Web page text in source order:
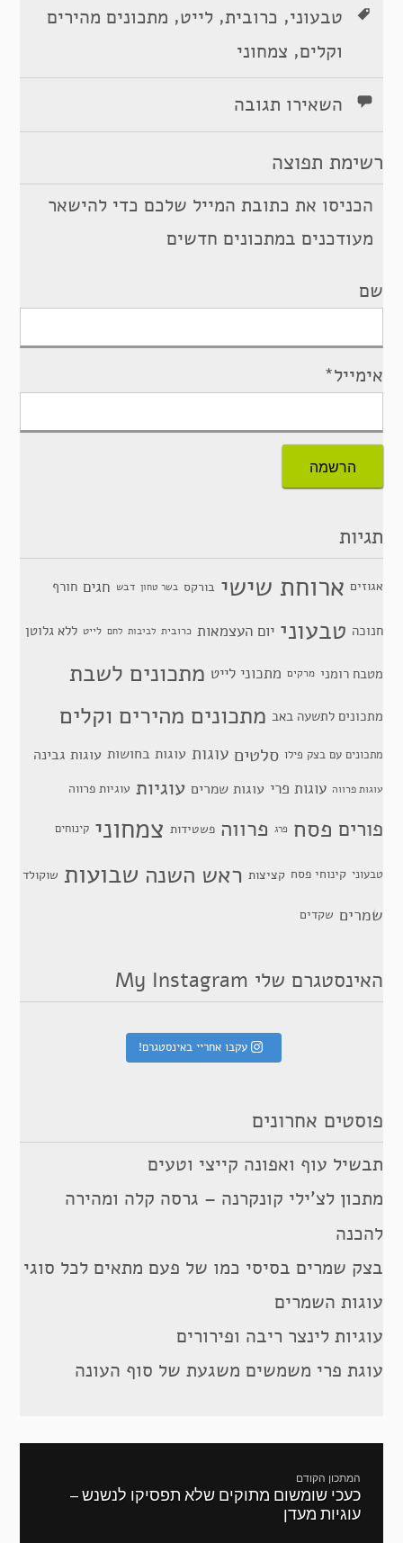
טבעוני, כרובית,לייט, מתכונים מהירים
וקלים, צמחוני
השאירו תגובה
רשימת תפוצה
הכניסו את כתובת המייל שלכם כדי להישאר
מעודכנים במתכונים חדשים
שם
אימייל*
תגיות
אגוזים ארוחת שישי בורקס בשר טחון דבש חגים חורף
חנוכה טבעוני יום העצמאות כרובית לביבות לחם לייט ללא גלוטן
מטבח רומני מרקים מתכוני לייט מתכונים לשבת
מתכונים לתשעה באב מתכונים מהירים וקלים
מתכונים עם בצק פילו סלטים עוגות עוגות בחושות עוגות גבינה
עוגות פרווה עוגות פרי עוגות שמרים עוגיות עוגיות פרווה
פורים פסח פרג פרווה פשטידות צמחוני קינוחים
טבעוני קינוחי פסח קציצות ראש השנה שבועות שוקולד
שמרים שקדים
האינסטגרם שלי My Instagram
עקבו אחריי באינסטגרם!
פוסטים אחרונים
תבשיל עוף ואפונה קייצי וטעים
מתכון לצ’ילי קונקרנה – גרסה קלה ומהירה
להכנה
בצק שמרים בסיסי כמו של פעם מתאים לכל סוגי
עוגות השמרים
עוגיות לינצר ריבה ופירורים
עוגת פרי משמשים משגעת של סוף העונה
המתכון הקודם
מתכון
קודם:
כעכי שומשום מתוקים שלא תפסיקו לנשנש –
עוגיות מעדן